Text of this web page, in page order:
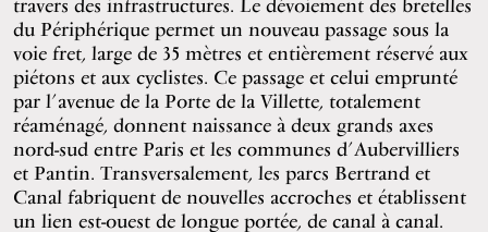
travers des infrastructures. Le dévoiement des bretelles
du Périphérique permet un nouveau passage sous la
voie fret, large de 35 mètres et entièrement réservé aux
piétons et aux cyclistes. Ce passage et celui emprunté
par l’avenue de la Porte de la Villette, totalement
réaménagé, donnent naissance à deux grands axes
nord-sud entre Paris et les communes d’Aubervilliers
et Pantin. Transversalement, les parcs Bertrand et
Canal fabriquent de nouvelles accroches et établissent
un lien est-ouest de longue portée, de canal à canal.